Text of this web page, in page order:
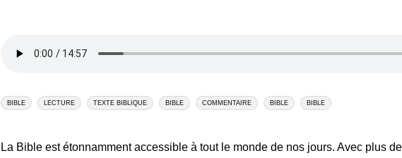
BIBLE LECTURE TEXTE BIBLIQUE BIBLE COMMENTAIRE BIBLE BIBLE
La Bible est étonnamment accessible à tout le monde de nos jours. Avec plus